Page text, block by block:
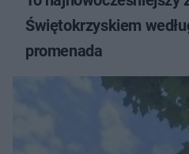
Świętokrzyskiem
promenada